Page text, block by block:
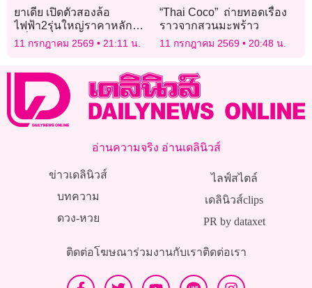
ยาเดีย เปิดตัวสองล้อ
ไฟฟ้า2รุ่นใหญ่ราคาหลัก
หมื่น
11 กรกฎาคม 2569 21:11 น.
“Thai Coco” ถ่ายทอดเรื่อง
ราวจากสวนมะพร้าว
11 กรกฎาคม 2569 20:48 น.
อ่านความจริง อ่านเดลินิวส์
ข่าวเดลินิวส์
บทความ
ดวง-หวย
ไลฟ์สไตล์
เดลินิวส์clips
PR by dataxet
ติดต่อโฆษณาร่วมงานกับเราติดต่อเรา